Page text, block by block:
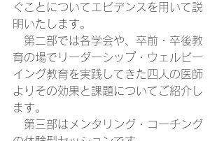
ぐことについてエビデンスを用いて説
明いたします。
第二部では各学会や、卒前・卒後教
育の場でリーダーシップ・ウェルビー
イング教育を実践してきた四人の医師
よりその効果と課題についてご紹介し
ます。
第三部はメンタリング・コーチング